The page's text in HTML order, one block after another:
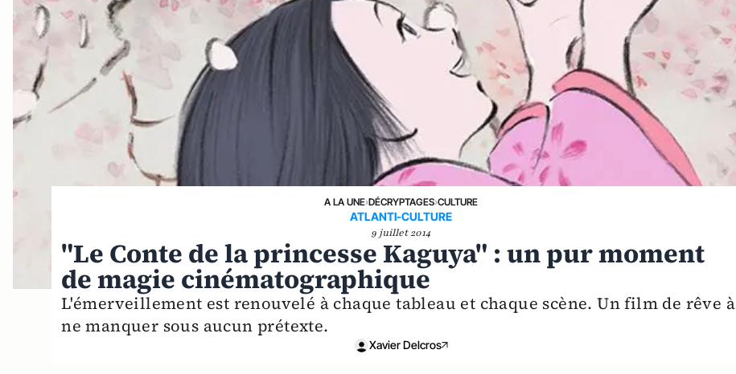
A LA UNE›DÉCRYPTAGES›CULTURE
ATLANTI-CULTURE
9 juillet 2014
"Le Conte de la princesse Kaguya" : un pur moment
de magie cinématographique
L'émerveillement est renouvelé à chaque tableau et chaque scène. Un film de rêve à
ne manquer sous aucun prétexte.
Xavier Delcros